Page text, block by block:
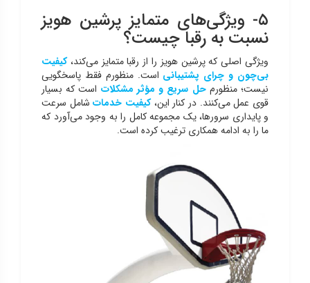
۵- ویژگی‌های متمایز پرشین هویز
نسبت به رقبا چیست؟
ویژگی اصلی که پرشین هویز را از رقبا متمایز می‌کند،کیفیت
بی‌چون و چرای پشتیبانی است. منظورم فقط پاسخگویی
نیست؛ منظورمحل سریع و مؤثر مشکلات است که بسیار
قوی عمل می‌کنند. در کنار این،کیفیت خدماتشامل سرعت
و پایداری سرورها، یک مجموعه کامل را به وجود می‌آورد که
ما را به ادامه همکاری ترغیب کرده است.